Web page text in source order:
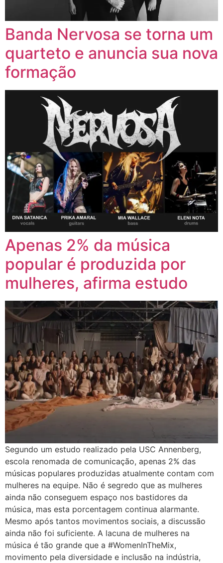
Banda Nervosa se torna um
quarteto e anuncia sua nova
formação
Apenas 2% da música
popular é produzida por
mulheres, afirma estudo
Segundo um estudo realizado pela USC Annenberg,
escola renomada de comunicação, apenas 2% das
músicas populares produzidas atualmente contam com
mulheres na equipe. Não é segredo que as mulheres
ainda não conseguem espaço nos bastidores da
música, mas esta porcentagem continua alarmante.
Mesmo após tantos movimentos sociais, a discussão
ainda não foi suficiente. A lacuna de mulheres na
música é tão grande que a #WomenInTheMix,
movimento pela diversidade e inclusão na indústria,